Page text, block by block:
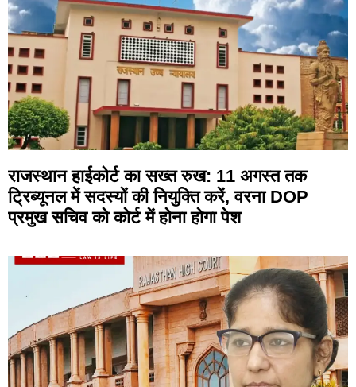
राजस्थान हाईकोर्ट का सख्त रुख: 11 अगस्त तक
ट्रिब्यूनल में सदस्यों की नियुक्ति करें, वरना DOP
प्रमुख सचिव को कोर्ट में होना होगा पेश